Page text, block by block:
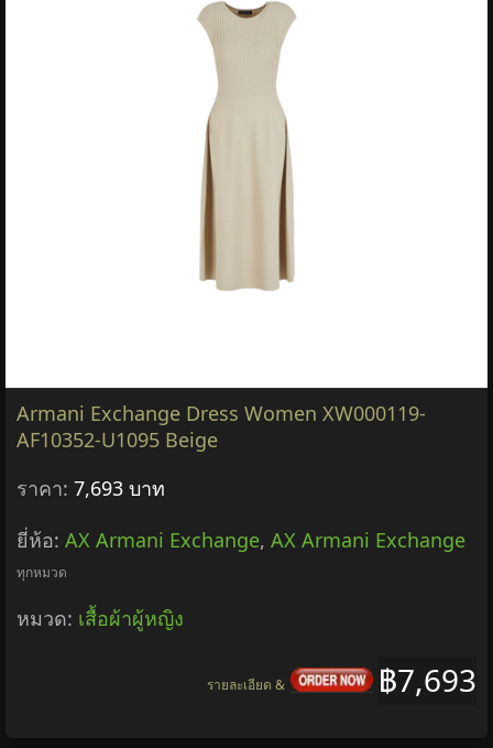
Armani Exchange Dress Women XW000119-
AF10352-U1095 Beige
ราคา: 7,693 บาท
ยี่ห้อ: AX Armani Exchange, AX Armani Exchange
ทุกหมวด
หมวด: เสื้อผ้าผู้หญิง
฿7,693
รายละเอียด &